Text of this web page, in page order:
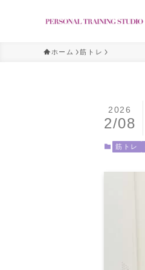
ホーム 筋トレ
2026
2/08
筋トレ